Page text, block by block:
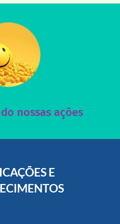
nossas ações
e nos ajude compartilhando
e nosso site!
instagram
E